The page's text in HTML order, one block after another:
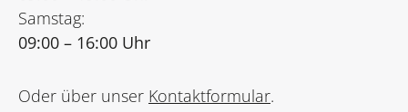
Samstag:
09:00 – 16:00 Uhr
Oder über unser Kontaktformular.